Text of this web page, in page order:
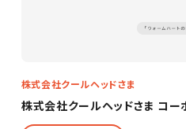
株式会社クールヘッドさま コー
株式会社クールヘッドさま